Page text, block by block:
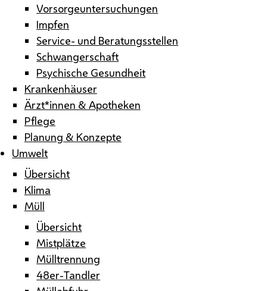
Vorsorgeuntersuchungen
Impfen
Service- und Beratungsstellen
Schwangerschaft
Psychische Gesundheit
Krankenhäuser
Ärzt*innen & Apotheken
Pflege
Planung & Konzepte
Umwelt
Übersicht
Klima
Müll
Übersicht
Mistplätze
Mülltrennung
48er-Tandler